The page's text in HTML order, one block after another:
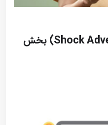
شوک تبلیغاتی (Shock Advertising) بخش